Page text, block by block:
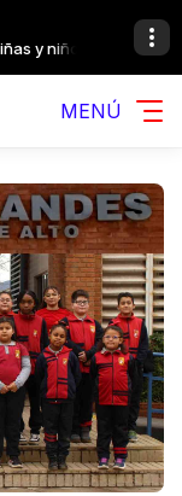
y niñosLos Andes1
MENÚ